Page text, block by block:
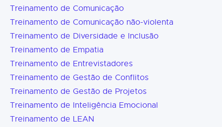
Treinamento de Comunicação
Treinamento de Comunicação não-violenta
Treinamento de Diversidade e Inclusão
Treinamento de Empatia
Treinamento de Entrevistadores
Treinamento de Gestão de Conflitos
Treinamento de Gestão de Projetos
Treinamento de Inteligência Emocional
Treinamento de LEAN